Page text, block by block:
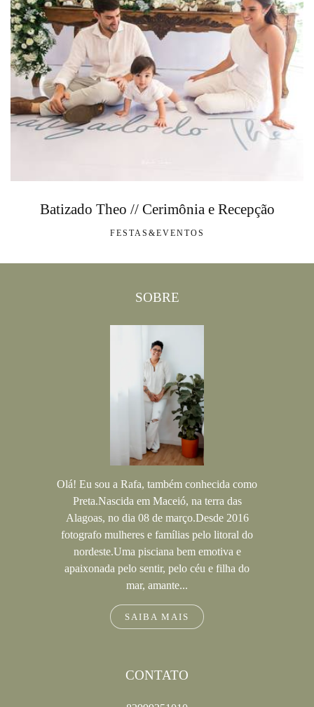
Batizado Theo // Cerimônia e Recepção
FESTAS&EVENTOS
SOBRE
Olá! Eu sou a Rafa, também conhecida como
Preta.Nascida em Maceió, na terra das
Alagoas, no dia 08 de março.Desde 2016
fotografo mulheres e famílias pelo litoral do
nordeste.Uma pisciana bem emotiva e
apaixonada pelo sentir, pelo céu e filha do
mar, amante...
SAIBA MAIS
CONTATO